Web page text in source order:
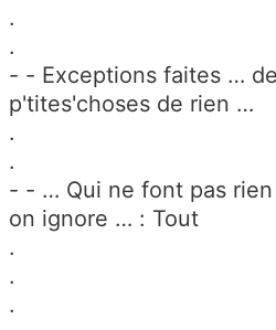
.
.
- - Exceptions faites …
p'tites'choses de rien …
.
.
- - … Qui ne font pas
on ignore … : Tout
.
.
.